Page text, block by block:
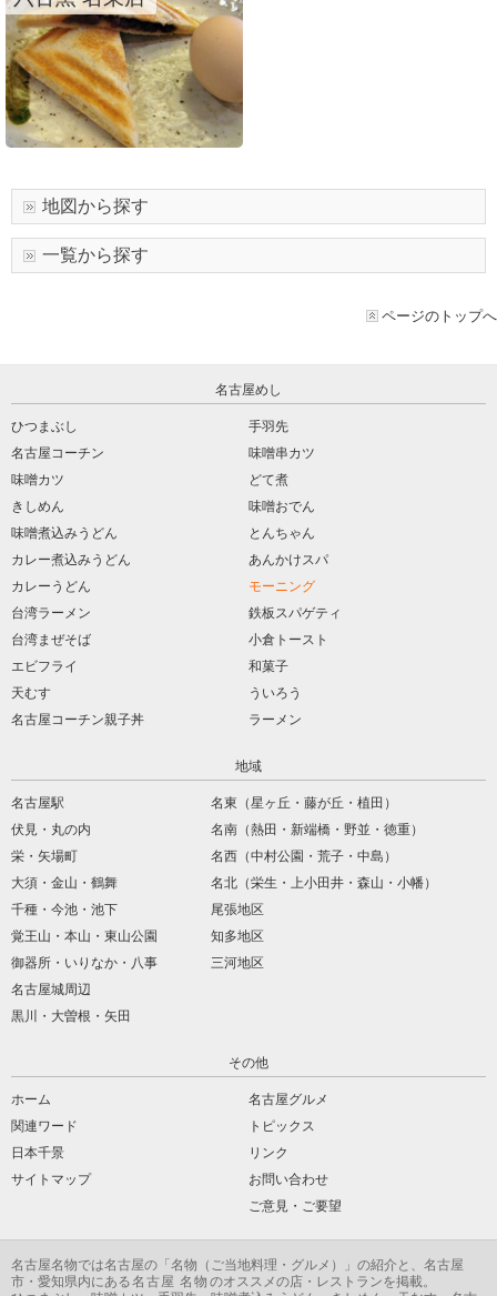
地図から探す
一覧から探す
ページのトップへ
名古屋めし
ひつまぶし
名古屋コーチン
味噌カツ
きしめん
味噌煮込みうどん
カレー煮込みうどん
カレーうどん
台湾ラーメン
台湾まぜそば
エビフライ
天むす
名古屋コーチン親子丼
手羽先
味噌串カツ
どて煮
味噌おでん
とんちゃん
あんかけスパ
モーニング
鉄板スパゲティ
小倉トースト
和菓子
ういろう
ラーメン
地域
名古屋駅
伏見・丸の内
栄・矢場町
大須・金山・鶴舞
千種・今池・池下
覚王山・本山・東山公園
御器所・いりなか・八事
名古屋城周辺
黒川・大曽根・矢田
名東（星ヶ丘・藤が丘・植田）
名南（熱田・新端橋・野並・徳重）
名西（中村公園・荒子・中島）
名北（栄生・上小田井・森山・小幡）
尾張地区
知多地区
三河地区
その他
ホーム
名古屋グルメ
関連ワード
トピックス
日本千景
リンク
サイトマップ
お問い合わせ
ご意見・ご要望
名古屋名物では名古屋の「 名物 （ご当地料理・グルメ）」の紹介と、名古屋
市・愛知県内にある名古屋 名物 のオススメの店・レストランを掲載。